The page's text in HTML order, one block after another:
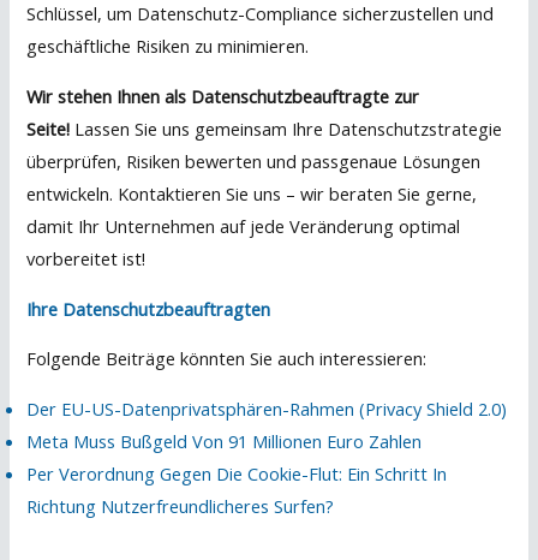
Schlüssel, um Datenschutz-Compliance sicherzustellen und
geschäftliche Risiken zu minimieren.
Wir stehen Ihnen als Datenschutzbeauftragte zur
Seite! Lassen Sie uns gemeinsam Ihre Datenschutzstrategie
überprüfen, Risiken bewerten und passgenaue Lösungen
entwickeln. Kontaktieren Sie uns – wir beraten Sie gerne,
damit Ihr Unternehmen auf jede Veränderung optimal
vorbereitet ist!
Ihre Datenschutzbeauftragten
Folgende Beiträge könnten Sie auch interessieren:
Der EU-US-Datenprivatsphären-Rahmen (Privacy Shield 2.0)
Meta Muss Bußgeld Von 91 Millionen Euro Zahlen
Per Verordnung Gegen Die Cookie-Flut: Ein Schritt In
Richtung Nutzerfreundlicheres Surfen?